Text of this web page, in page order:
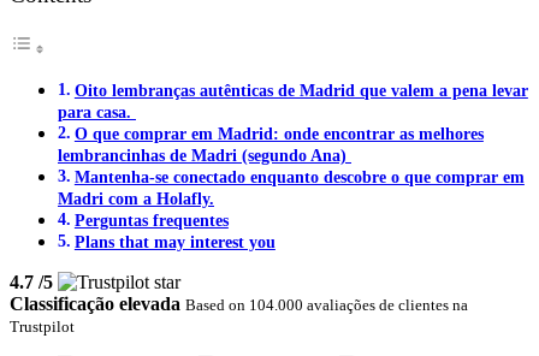
Oito lembranças autênticas de Madrid que valem a pena levar
para casa.
O que comprar em Madrid: onde encontrar as melhores
lembrancinhas de Madri (segundo Ana)
Mantenha-se conectado enquanto descobre o que comprar em
Madri com a Holafly.
Perguntas frequentes
Plans that may interest you
4.7 /5
Classificação elevada Based on 104.000 avaliações de clientes na
Trustpilot